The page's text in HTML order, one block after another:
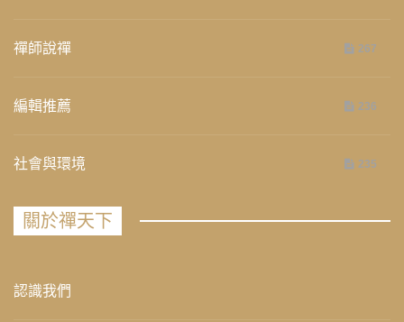
禪師說禪 267
編輯推薦 236
社會與環境 235
關於禪天下
認識我們